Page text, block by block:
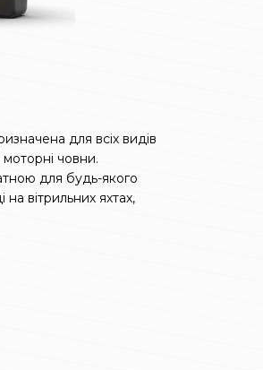
для всіх видів
човни.
для будь-якого
вітрильних яхтах,